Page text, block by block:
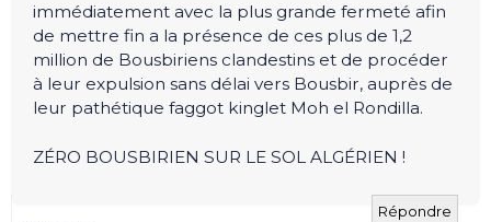
immédiatement avec la plus grande fermeté afin
de mettre fin a la présence de ces plus de 1,2
million de Bousbiriens clandestins et de procéder
à leur expulsion sans délai vers Bousbir, auprès de
leur pathétique faggot kinglet Moh el Rondilla.
ZÉRO BOUSBIRIEN SUR LE SOL ALGÉRIEN !
Répondre